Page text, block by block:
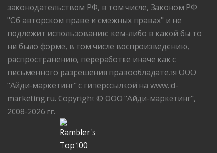
законодательством РФ, в том числе, Законом РФ
"Об авторском праве и смежных правах" и не
подлежит использованию кем-либо в какой бы то
ни было форме, в том числе воспроизведению,
распространению, переработке иначе как с
письменного разрешения правообладателя ООО
"Айди-маркетинг" с гиперссылкой на www.id-
marketing.ru. Copyright © ООО "Айди-маркетинг",
2008-2026 гг.